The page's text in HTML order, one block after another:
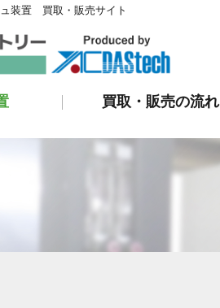
装置 買取・販売サイト
買取・販売の流れ